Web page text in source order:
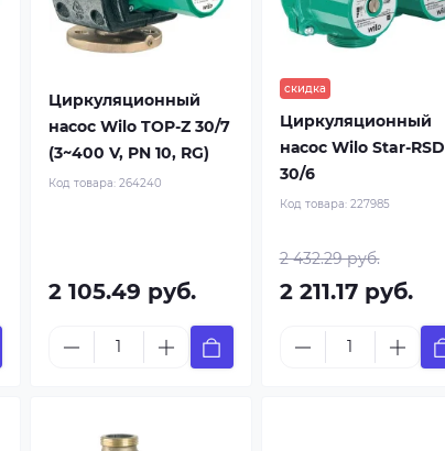
Циркуляционный
насос Wilo TOP-Z 30/7
(3~400 V, PN 10, RG)
Код товара: 264240
2 105.49 руб.
скидка
Циркуляционный
насос Wilo Star-RSD
30/6
Код товара: 227985
2 432.29 руб.
2 211.17 руб.